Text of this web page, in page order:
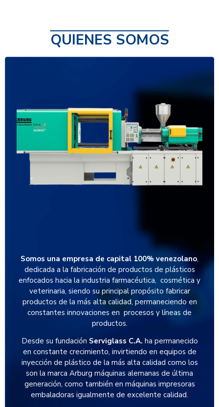
QUIENES SOMOS
Somos una empresa de capital 100% venezolano,
dedicada a la fabricación de productos de plásticos
enfocados hacia la industria farmacéutica, cosmética y
veterinaria, siendo su principal propósito fabricar
productos de la más alta calidad, permaneciendo en
constantes innovaciones en procesos y líneas de
productos.
Desde su fundación Serviglass C.A. ha permanecido
en constante crecimiento, invirtiendo en equipos de
inyección de plástico de la más alta calidad como los
son la marca Arburg máquinas alemanas de última
generación, como también en máquinas impresoras
embaladoras igualmente de excelente calidad.